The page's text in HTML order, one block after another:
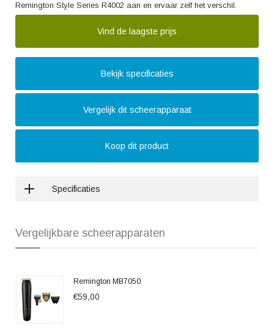
Remington Style Series R4002 aan en ervaar zelf het verschil.
Vind de laagste prijs
Bekijk specificaties
Vergelijk dit scheerapparaat
Koop dit product
Specificaties
Vergelijkbare scheerapparaten
Remington MB7050
€59,00